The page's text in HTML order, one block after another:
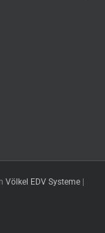
Völkel EDV Systeme|